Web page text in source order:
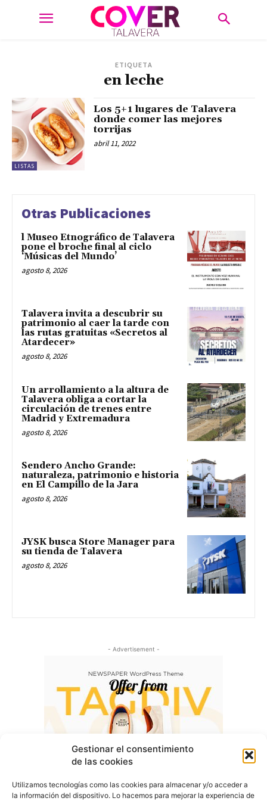
Gestionar el consentimiento
de las cookies
Utilizamos tecnologías como las cookies para almacenar y/o acceder a
la información del dispositivo. Lo hacemos para mejorar la experiencia de
ETIQUETA
en leche
LISTAS
Los 5+1 lugares de Talavera
donde comer las mejores
torrijas
abril 11, 2022
Otras Publicaciones
l Museo Etnográfico de Talavera
pone el broche final al ciclo
‘Músicas del Mundo’
agosto 8, 2026
Talavera invita a descubrir su
patrimonio al caer la tarde con
las rutas gratuitas «Secretos al
Atardecer»
agosto 8, 2026
Un arrollamiento a la altura de
Talavera obliga a cortar la
circulación de trenes entre
Madrid y Extremadura
agosto 8, 2026
Sendero Ancho Grande:
naturaleza, patrimonio e historia
en El Campillo de la Jara
agosto 8, 2026
JYSK busca Store Manager para
su tienda de Talavera
agosto 8, 2026
- Advertisement -